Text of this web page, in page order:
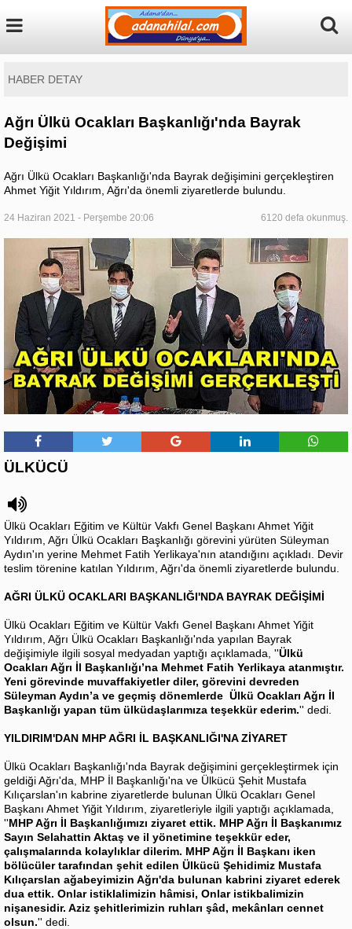
HABER DETAY
Ağrı Ülkü Ocakları Başkanlığı'nda Bayrak
Değişimi
Ağrı Ülkü Ocakları Başkanlığı'nda Bayrak değişimini gerçekleştiren
Ahmet Yiğit Yıldırım, Ağrı'da önemli ziyaretlerde bulundu.
24 Haziran 2021 - Perşembe 20:06 6120 defa okunmuş.
ÜLKÜCÜ
Ülkü Ocakları Eğitim ve Kültür Vakfı Genel Başkanı Ahmet Yiğit
Yıldırım, Ağrı Ülkü Ocakları Başkanlığı görevini yürüten Süleyman
Aydın'ın yerine Mehmet Fatih Yerlikaya'nın atandığını açıkladı. Devir
teslim törenine katılan Yıldırım, Ağrı'da önemli ziyaretlerde bulundu.
AĞRI ÜLKÜ OCAKLARI BAŞKANLIĞI'NDA BAYRAK DEĞİŞİMİ
Ülkü Ocakları Eğitim ve Kültür Vakfı Genel Başkanı Ahmet Yiğit
Yıldırım, Ağrı Ülkü Ocakları Başkanlığı'nda yapılan Bayrak
değişimiyle ilgili sosyal medyadan yaptığı açıklamada, ''Ülkü
Ocakları Ağrı İl Başkanlığı’na Mehmet Fatih Yerlikaya atanmıştır.
Yeni görevinde muvaffakiyetler diler, görevini devreden
Süleyman Aydın’a ve geçmiş dönemlerde Ülkü Ocakları Ağrı İl
Başkanlığı yapan tüm ülküdaşlarımıza teşekkür ederim.'' dedi.
YILDIRIM'DAN MHP AĞRI İL BAŞKANLIĞI'NA ZİYARET
Ülkü Ocakları Başkanlığı'nda Bayrak değişimini gerçekleştirmek için
geldiği Ağrı'da, MHP İl Başkanlığı'na ve Ülkücü Şehit Mustafa
Kılıçarslan'ın kabrine ziyaretlerde bulunan Ülkü Ocakları Genel
Başkanı Ahmet Yiğit Yıldırım, ziyaretleriyle ilgili yaptığı açıklamada,
''MHP Ağrı İl Başkanlığımızı ziyaret ettik. MHP Ağrı İl Başkanımız
Sayın Selahattin Aktaş ve il yönetimine teşekkür eder,
çalışmalarında kolaylıklar dilerim. MHP Ağrı İl Başkanı iken
bölücüler tarafından şehit edilen Ülkücü Şehidimiz Mustafa
Kılıçarslan ağabeyimizin Ağrı'da bulunan kabrini ziyaret ederek
dua ettik. Onlar istiklalimizin hâmisi, Onlar istikbalimizin
nişanesidir. Aziz şehitlerimizin ruhları şâd, mekânları cennet
olsun.'' dedi.